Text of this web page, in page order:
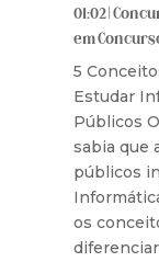
01:02|
em
5
Estudar
Públicos
sabia que
públicos
os